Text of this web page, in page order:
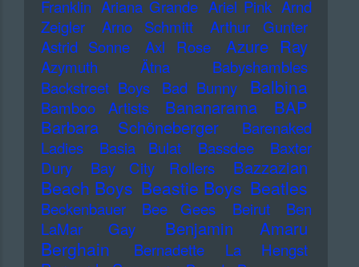
Franklin Ariana Grande Ariel Pink Arnd
Zeigler
Arno Schmitt
Arthur Gunter
Astrid Sonne
Axl Rose Azure Ray
Azymuth Ätna
Babyshambles
Backstreet Boys
Bad Bunny Balbina
Bamboo Artists Bananarama
BAP
Barbara Schöneberger
Barenaked
Ladies
Basia Bulat Bassdee
Baxter
Dury
Bay City Rollers Bazzazian
Beach Boys Beastie Boys Beatles
Beckenbauer Bee Gees Beirut
Ben
LaMar Gay
Benjamin Amaru
Berghain Bernadette La Hengst